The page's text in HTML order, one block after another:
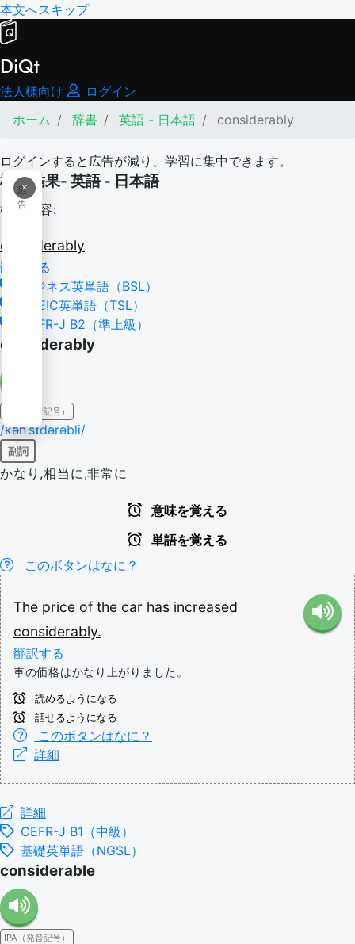
本文へスキップ
DiQt
法人様向け
ログイン
ホーム
辞書 英語 - 日本語 considerably
ログインすると広告が減り、学習に集中できます。
×
広
告
検索結果- 英語 - 日本語
検索内容:
considerably
翻訳する
ビジネス英単語（BSL）
TOEIC英単語（TSL）
CEFR-J B2（準上級）
considerably
IPA（発音記号）
/kənˈsɪdərəbli/
副詞
かなり,相当に,非常に
意味を覚える
単語を覚える
このボタンはなに？
The price of the car has increased
considerably.
翻訳する
車の価格はかなり上がりました。
読めるようになる
話せるようになる
このボタンはなに？
詳細
詳細
CEFR-J B1（中級）
基礎英単語（NGSL）
considerable
IPA（発音記号）